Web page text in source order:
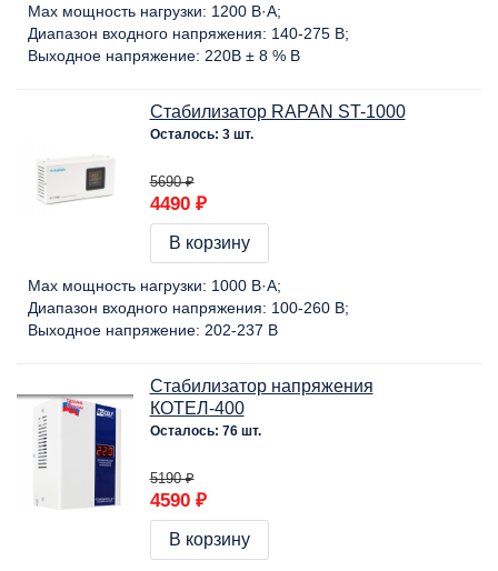
Max мощность нагрузки: 1200 В·А
Диапазон входного напряжения: 140-275 В
Выходное напряжение: 220В ± 8 % В
Стабилизатор RAPAN ST-1000
Осталось: 3 шт.
5690 ₽
4490 ₽
В корзину
Max мощность нагрузки: 1000 В·А
Диапазон входного напряжения: 100-260 В
Выходное напряжение: 202-237 В
Стабилизатор напряжения
КОТЕЛ-400
Осталось: 76 шт.
5190 ₽
4590 ₽
В корзину